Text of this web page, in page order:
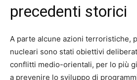
precedenti storici
A parte alcune azioni terroristiche,
nucleari sono stati obiettivi
conflitti medio-orientali, per lo più
a prevenire lo sviluppo di